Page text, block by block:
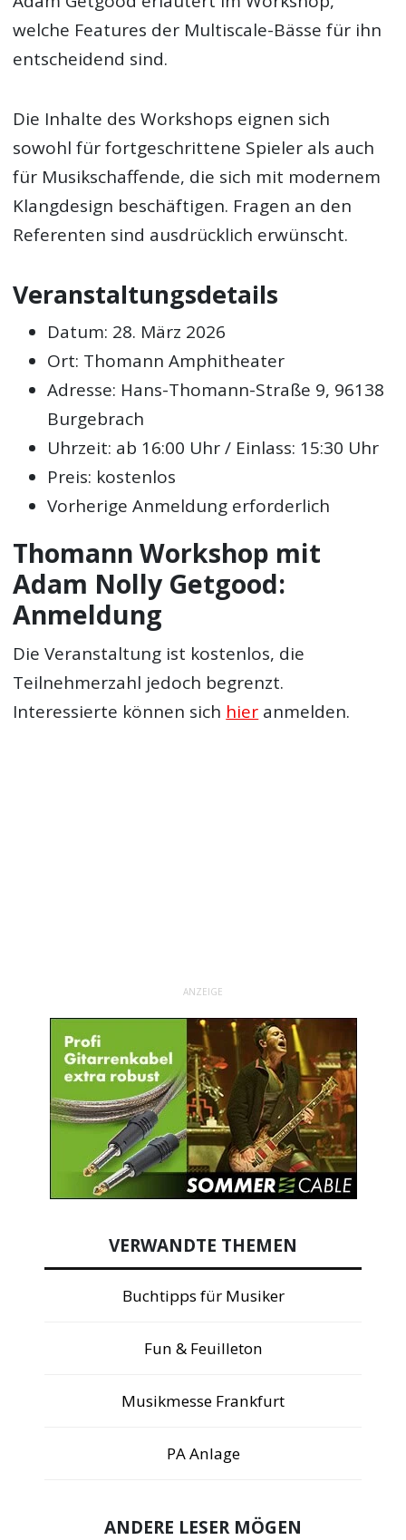
welche Features der Multiscale-Bässe für ihn
entscheidend sind.
Die Inhalte des Workshops eignen sich
sowohl für fortgeschrittene Spieler als auch
für Musikschaffende, die sich mit modernem
Klangdesign beschäftigen. Fragen an den
Referenten sind ausdrücklich erwünscht.
Veranstaltungsdetails
Datum: 28. März 2026
Ort: Thomann Amphitheater
Adresse: Hans-Thomann-Straße 9, 96138
Burgebrach
Uhrzeit: ab 16:00 Uhr / Einlass: 15:30 Uhr
Preis: kostenlos
Vorherige Anmeldung erforderlich
Thomann Workshop mit
Adam Nolly Getgood:
Anmeldung
Die Veranstaltung ist kostenlos, die
Teilnehmerzahl jedoch begrenzt.
Interessierte können sich hier anmelden.
ANZEIGE
VERWANDTE THEMEN
Buchtipps für Musiker
Fun & Feuilleton
Musikmesse Frankfurt
PA Anlage
ANDERE LESER MÖGEN